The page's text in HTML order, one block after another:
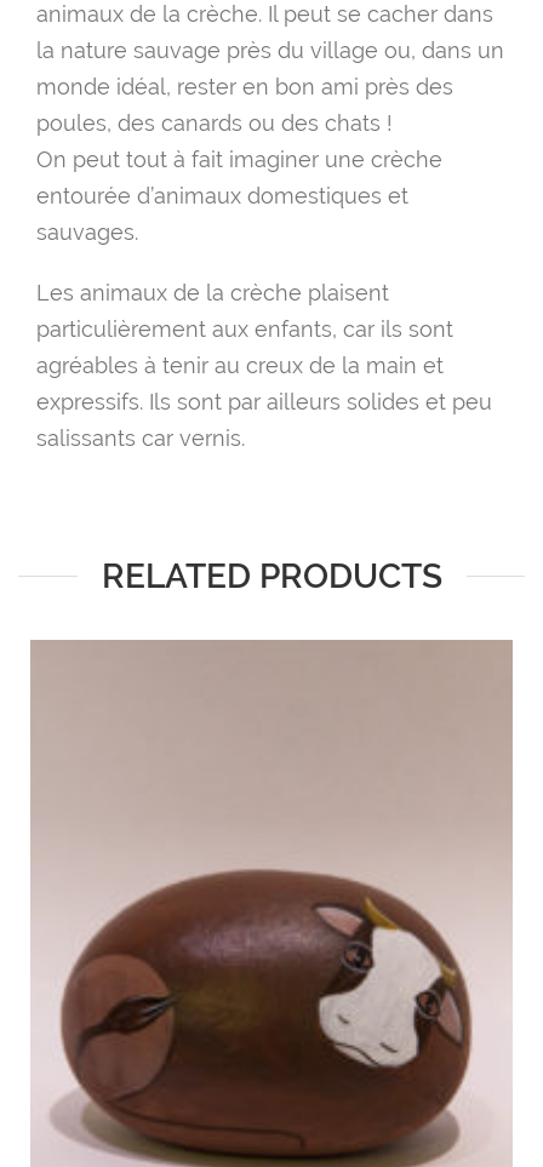
animaux de la crèche. Il peut se cacher dans
la nature sauvage près du village ou, dans un
monde idéal, rester en bon ami près des
poules, des canards ou des chats !
On peut tout à fait imaginer une crèche
entourée d’animaux domestiques et
sauvages.
Les animaux de la crèche plaisent
particulièrement aux enfants, car ils sont
agréables à tenir au creux de la main et
expressifs. Ils sont par ailleurs solides et peu
salissants car vernis.
RELATED PRODUCTS